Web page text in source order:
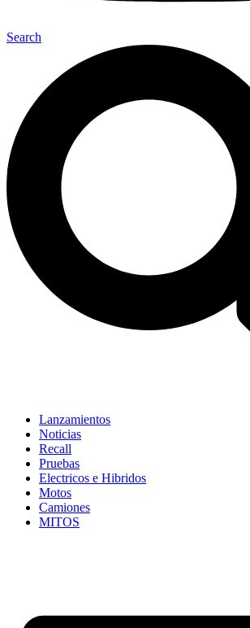
Search
Lanzamientos
Noticias
Recall
Pruebas
Electricos e Hibridos
Motos
Camiones
MITOS